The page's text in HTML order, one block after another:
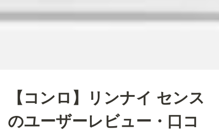
【コンロ】リンナイ センス
のユーザーレビュー・口コ